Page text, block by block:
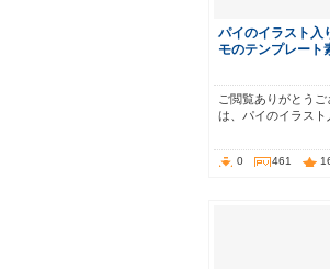
パイのイラスト入
モのテンプレート
ご閲覧ありがとう
は、パイのイラス
0 461